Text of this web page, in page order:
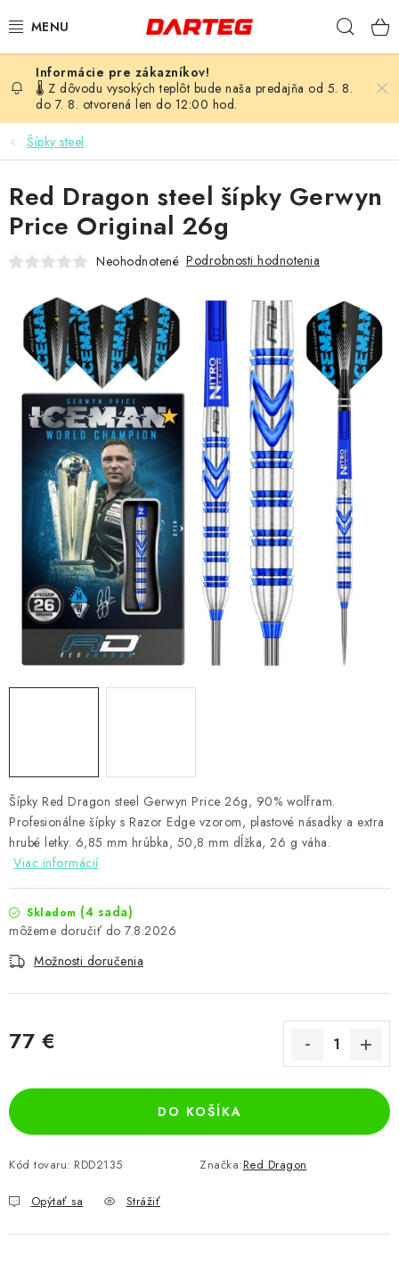
na
ŠÍPKY
TERČE
LETKY
NÁSADKY
HROTY
PUZDRÁ
PRÍSLUŠENSTVO
OBLEČENIE
HRÁČI
ZĽAVY
TERČE A ŠÍPKY
DARČEKOVÉ POUKAZY
🌡️ Z dôvodu vysokých teplôt bude naša predajňa od 5. 8.
do 7. 8. otvorená len do 12:00 hod.
Šípky steel
Šípky Red Dragon steel Gerwyn Price 26g, 90% wolfram.
Profesionálne šípky s Razor Edge vzorom, plastové násadky a extra
hrubé letky. 6,85 mm hrúbka, 50,8 mm dĺžka, 26 g váha.
Viac informácií
Skladom (4 sada)
7.8.2026
Možnosti doručenia
77 €
DO KOŠÍKA
Kód tovaru: RDD2135 Značka:Red Dragon
Opýtať sa Strážiť
Red Dragon steel šípky Gerwyn
Price Original 26g
Neohodnotené Podrobnosti hodnotenia